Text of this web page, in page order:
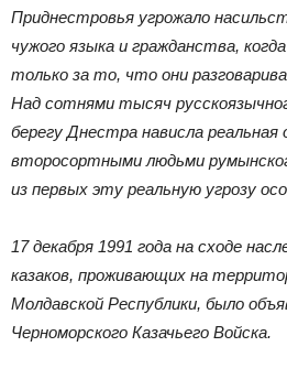
Приднестровья угрожало
чужого языка и гражданства,
только за то, что они
Над сотнями тысяч
берегу Днестра нависла
второсортными людьми
из первых эту реальную угрозу
17 декабря 1991 года на сходе
казаков, проживающих на
Молдавской Республики, было
Черноморского Казачьего Войска.